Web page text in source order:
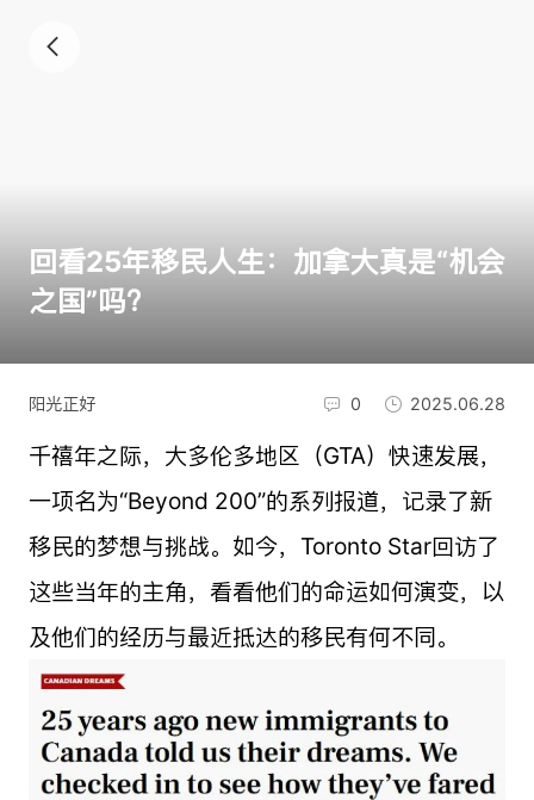
回看25年移民人生：加拿大真是“机会
之国”吗？
阳光正好 0 2025.06.28
千禧年之际，大多伦多地区（GTA）快速发展，
一项名为“Beyond 200”的系列报道，记录了新
移民的梦想与挑战。如今，Toronto Star回访了
这些当年的主角，看看他们的命运如何演变，以
及他们的经历与最近抵达的移民有何不同。